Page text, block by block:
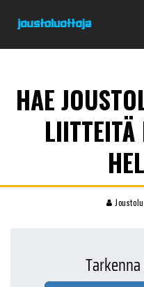
HAE
LIITTEITÄ